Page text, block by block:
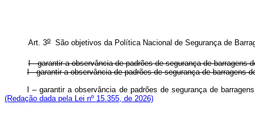
Art. 3o São objetivos da Política Nacional de Segurança de
I - garantir a observância de padrões de segurança de
I - garantir a observância de padrões de segurança de
I – garantir a observância de padrões de segurança de
(Redação dada pela Lei nº 15.355, de 2026)